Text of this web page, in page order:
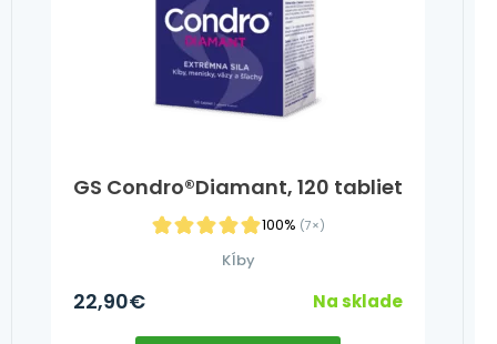
GS Condro®Diamant, 120 tabliet
100% (7×)
Kĺby
22,90€ Na sklade